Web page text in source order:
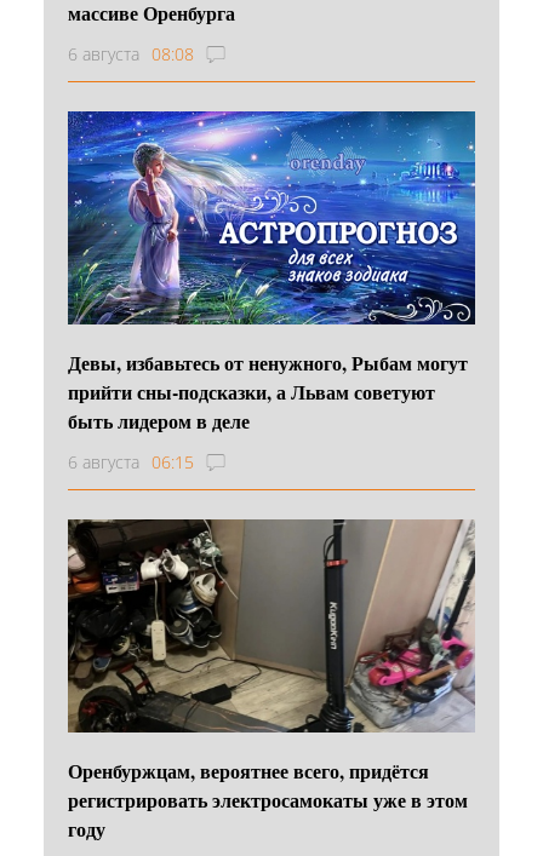
массиве Оренбурга
6 августа 08:08
Девы, избавьтесь от ненужного, Рыбам могут
прийти сны-подсказки, а Львам советуют
быть лидером в деле
6 августа 06:15
Оренбуржцам, вероятнее всего, придётся
регистрировать электросамокаты уже в этом
году